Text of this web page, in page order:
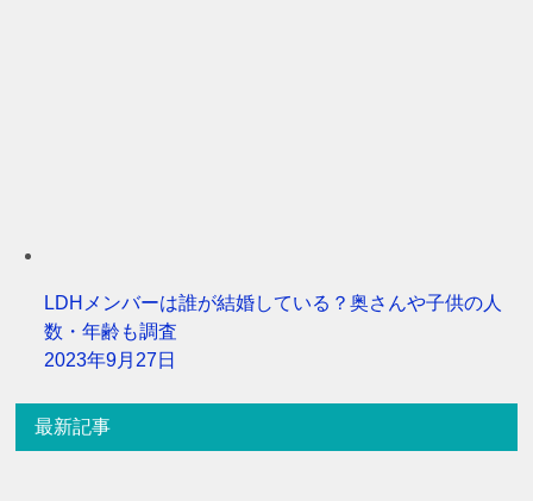
LDHメンバーは誰が結婚している？奥さんや子供の人
数・年齢も調査
2023年9月27日
最新記事